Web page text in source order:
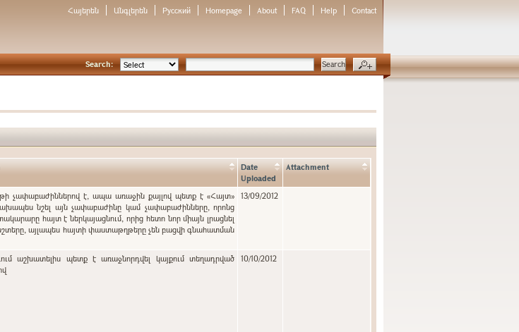
Հայերեն Անգլերեն Русский Homepage About FAQ Help Contact
Search:
Date
Uploaded
Attachment
չափաբաժիններով է, ապա առաջին քայլով պետք է «Հայտ»
նշել այն չափաբաժինը կամ չափաբաժինները, որոնց
հայտ է ներկայացնում, որից հետո նոր միայն լրացնել
այլապես հայտի փաստաթղթերը չեն բացվի գնահատման
13/09/2012
աշխատելիս պետք է առաջնորդվել կայքում տեղադրված
10/10/2012